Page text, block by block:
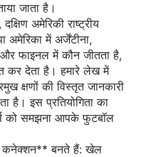
जाता है।
,दक्षिण अमेरिकी राष्ट्रीय
अमेरिका में अर्जेंटीना,
और फाइनल में कौन जीतता है,
कर देता है। हमारे लेख में
क्षणों की विस्तृत जानकारी
है। इस प्रतियोगिता का
को समझना आपके फुटबॉल
कनेक्शन** बनते हैं: खेल